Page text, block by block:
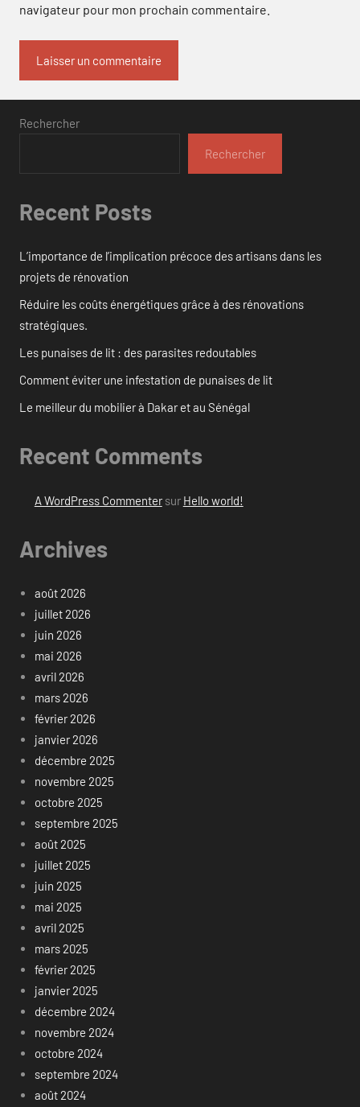
navigateur pour mon prochain commentaire.
Rechercher
Rechercher
Recent Posts
L’importance de l’implication précoce des artisans dans les
projets de rénovation
Réduire les coûts énergétiques grâce à des rénovations
stratégiques.
Les punaises de lit : des parasites redoutables
Comment éviter une infestation de punaises de lit
Le meilleur du mobilier à Dakar et au Sénégal
Recent Comments
A WordPress Commentersur Hello world!
Archives
août 2026
juillet 2026
juin 2026
mai 2026
avril 2026
mars 2026
février 2026
janvier 2026
décembre 2025
novembre 2025
octobre 2025
septembre 2025
août 2025
juillet 2025
juin 2025
mai 2025
avril 2025
mars 2025
février 2025
janvier 2025
décembre 2024
novembre 2024
octobre 2024
septembre 2024
août 2024